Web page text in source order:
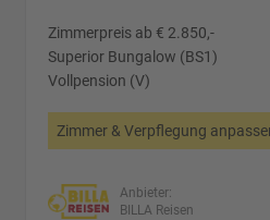
Zimmerpreis ab € 2.850,-
Superior Bungalow (BS1)
Vollpension (V)
Zimmer & Verpflegung
Anbieter:
BILLA Reisen